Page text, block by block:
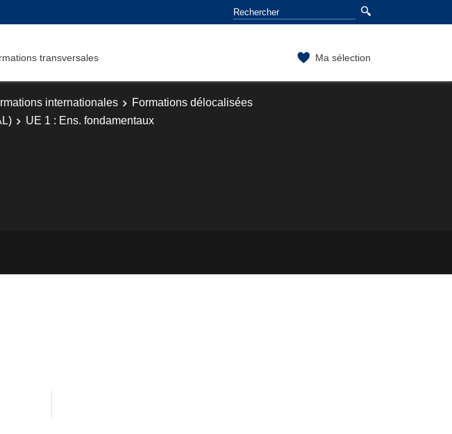
transversales Ma sélection
internationales
Formations délocalisées
UE 1 : Ens. fondamentaux